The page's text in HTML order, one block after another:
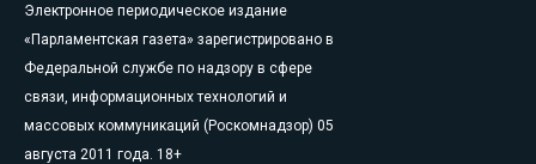
Электронное периодическое издание
«Парламентская газета» зарегистрировано в
Федеральной службе по надзору в сфере
связи, информационных технологий и
массовых коммуникаций (Роскомнадзор) 05
августа 2011 года. 18+